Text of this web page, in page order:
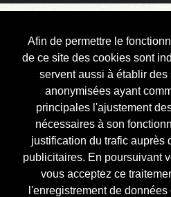
Afin de permettre le
de ce site des cookies sont
servent aussi à établir des
anonymisées ayant
principales l'ajustement
nécessaires à son
justification du trafic auprès
publicitaires. En poursuivant
vous acceptez ce
l'enregistrement de
Courbis, « LE »
Blog Officiel
Bienvenue
Réalisations
Divers (et d’été)
Annonces